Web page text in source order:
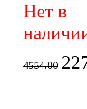
Нет в
4554.00